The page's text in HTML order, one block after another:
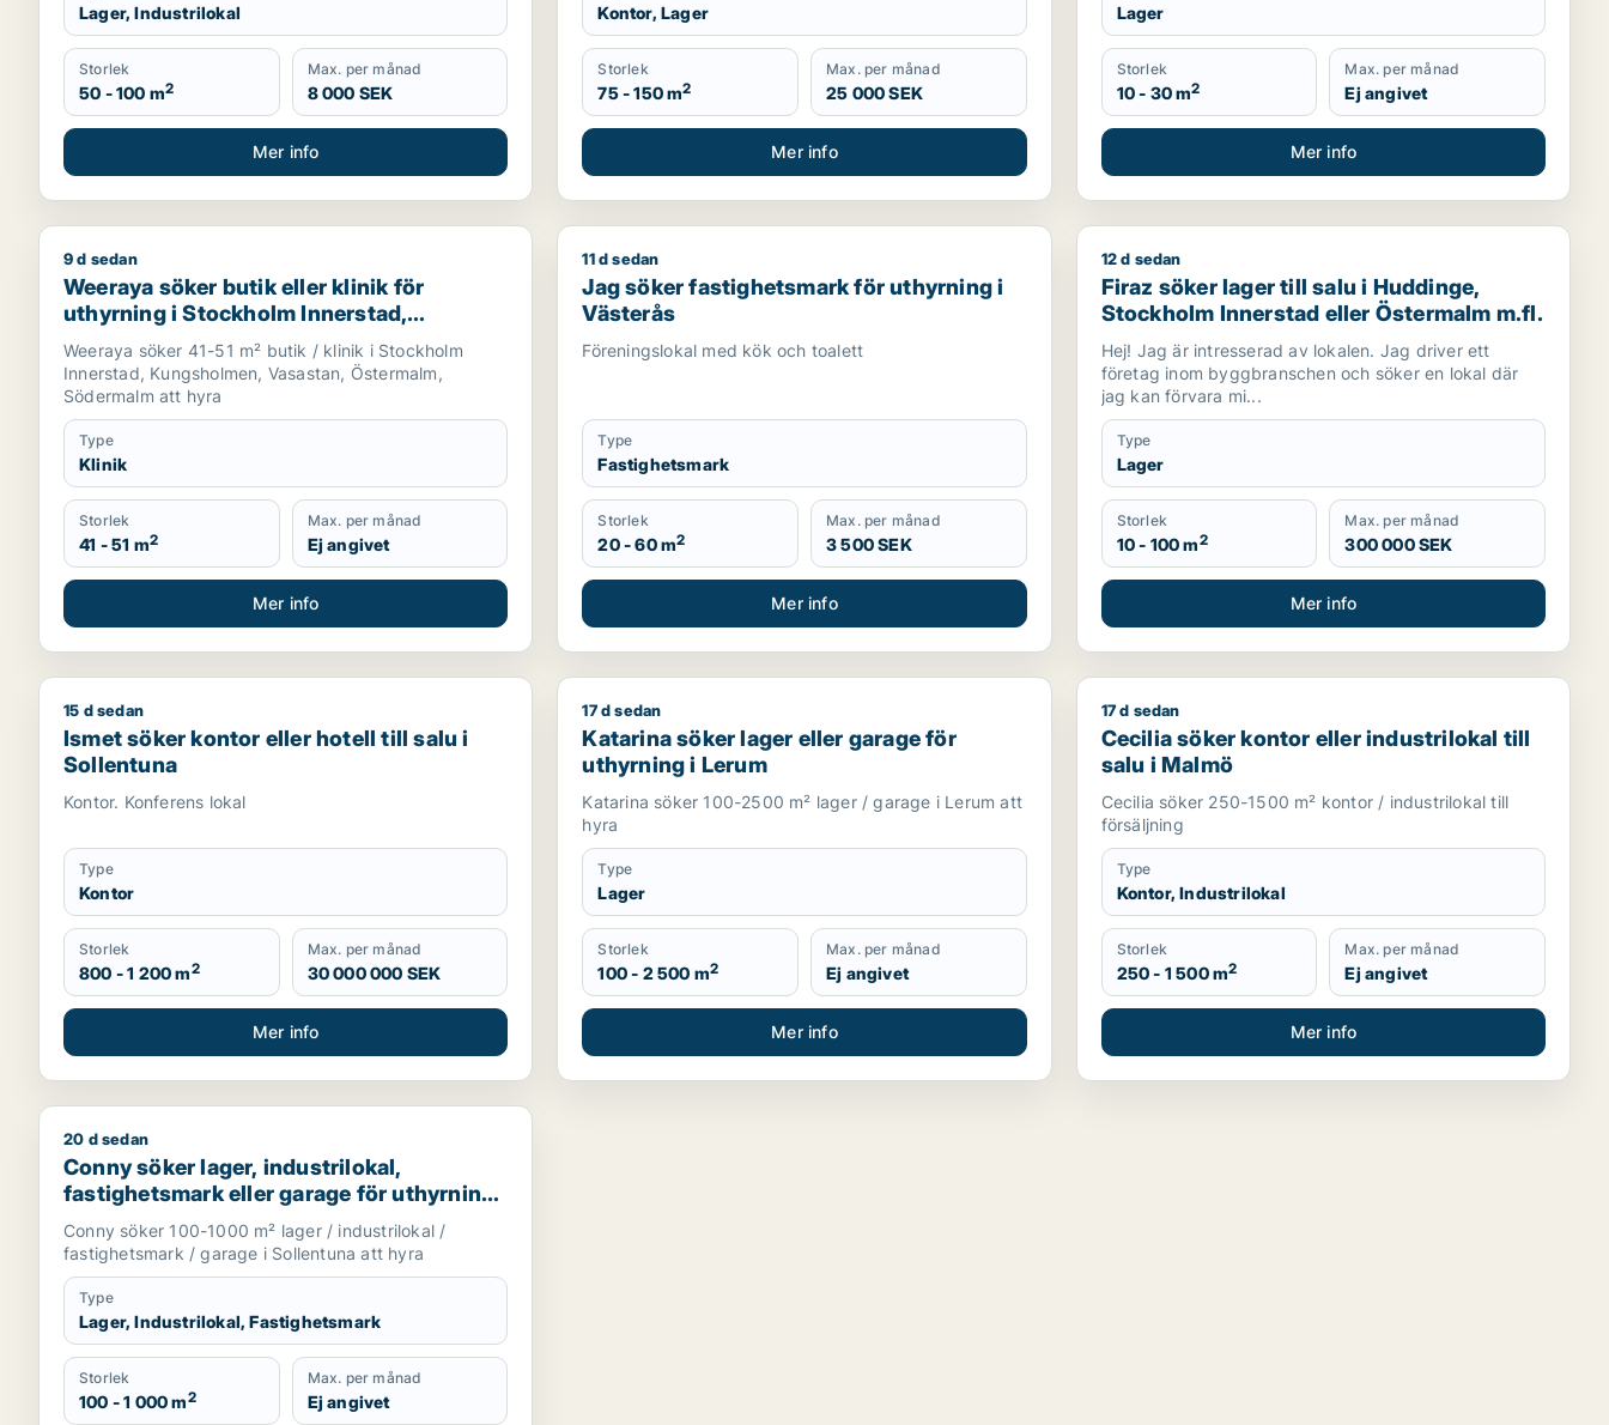
Lager, Industrilokal
Storlek
50 - 100 m2
Max. per månad
8 000 SEK
Mer info
Kontor, Lager
Storlek
75 - 150 m2
Max. per månad
25 000 SEK
Mer info
Lager
Storlek
10 - 30 m2
Max. per månad
Ej angivet
Mer info
Weeraya söker butik eller klinik för uthyrning i Stockholm Innerstad, Kungsholmen eller Vasastan m.fl.
9 d sedan
Weeraya söker butik eller klinik för
uthyrning i Stockholm Innerstad,
Kungsholmen eller Vasastan m.fl.
Weeraya söker 41-51 m² butik / klinik i Stockholm
Innerstad, Kungsholmen, Vasastan, Östermalm,
Södermalm att hyra
Type
Klinik
Storlek
41 - 51 m2
Max. per månad
Ej angivet
Mer info
Jag söker fastighetsmark för uthyrning i Västerås
11 d sedan
Jag söker fastighetsmark för uthyrning i
Västerås
Föreningslokal med kök och toalett
Type
Fastighetsmark
Storlek
20 - 60 m2
Max. per månad
3 500 SEK
Mer info
Firaz söker lager till salu i Huddinge, Stockholm
12 d sedan
Firaz söker lager till salu i Huddinge,
Stockholm Innerstad eller Östermalm m.fl.
Hej! Jag är intresserad av lokalen. Jag driver ett
företag inom byggbranschen och söker en lokal där
jag kan förvara mi...
Type
Lager
Storlek
10 - 100 m2
Max. per månad
300 000 SEK
Mer info
Ismet söker kontor eller hotell till salu i Sollentuna
15 d sedan
Ismet söker kontor eller hotell till salu i
Sollentuna
Kontor. Konferens lokal
Type
Kontor
Storlek
800 - 1 200 m2
Max. per månad
30 000 000 SEK
Mer info
Katarina söker lager eller garage för uthyrning i Lerum
17 d sedan
Katarina söker lager eller garage för
uthyrning i Lerum
Katarina söker 100-2500 m² lager / garage i Lerum att
hyra
Type
Lager
Storlek
100 - 2 500 m2
Max. per månad
Ej angivet
Mer info
Cecilia söker kontor eller industrilokal till salu i Malmö
17 d sedan
Cecilia söker kontor eller industrilokal till
salu i Malmö
Cecilia söker 250-1500 m² kontor / industrilokal till
försäljning
Type
Kontor, Industrilokal
Storlek
250 - 1 500 m2
Max. per månad
Ej angivet
Mer info
Conny söker lager, industrilokal, fastighetsmark eller garage för uthyrning i Sollentuna
20 d sedan
Conny söker lager, industrilokal,
fastighetsmark eller garage för uthyrning i
Sollentuna
Conny söker 100-1000 m² lager / industrilokal /
fastighetsmark / garage i Sollentuna att hyra
Type
Lager, Industrilokal, Fastighetsmark
Storlek
100 - 1 000 m2
Max. per månad
Ej angivet